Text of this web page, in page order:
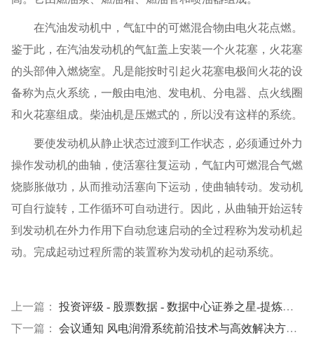
在汽油发动机中，气缸中的可燃混合物由电火花点燃。
鉴于此，在汽油发动机的气缸盖上安装一个火花塞，火花塞
的头部伸入燃烧室。凡是能按时引起火花塞电极间火花的设
备称为点火系统，一般由电池、发电机、分电器、点火线圈
和火花塞组成。柴油机是压燃式的，所以没有这样的系统。
要使发动机从静止状态过渡到工作状态，必须通过外力
操作发动机的曲轴，使活塞往复运动，气缸内可燃混合气燃
烧膨胀做功，从而推动活塞向下运动，使曲轴转动。发动机
可自行旋转，工作循环可自动进行。因此，从曲轴开始运转
到发动机在外力作用下自动怠速启动的全过程称为发动机起
动。完成起动过程所需的装置称为发动机的起动系统。
上一篇：
投资评级 - 股票数据 - 数据中心证券之星-提炼精华 解开财富密码
下一篇：
会议通知 风电润滑系统前沿技术与高效解决方案论坛